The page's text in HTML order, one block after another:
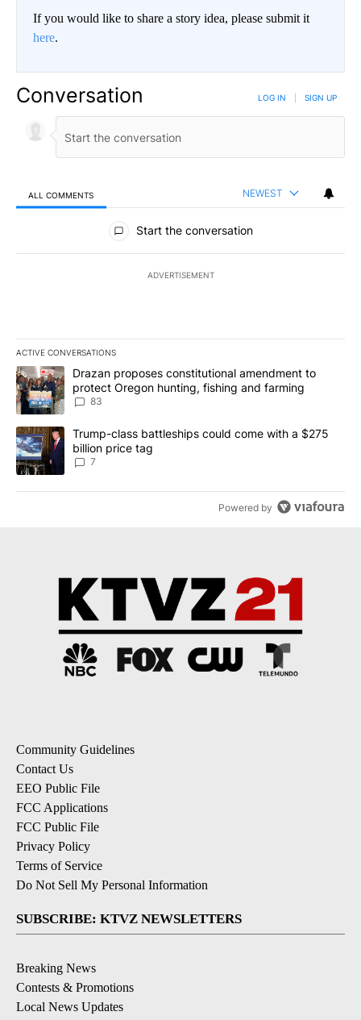
If you would like to share a story idea, please submit it
here.
Conversation LOG IN SIGN UP
ALL COMMENTS NEWEST
All Comments
Start the conversation
ADVERTISEMENT
ACTIVE CONVERSATIONS
The following is a list of the most commented articles in the last
A trending article titled "Drazan proposes constitutional
Drazan proposes constitutional amendment to
protect Oregon hunting, fishing and farming
83
A trending article titled "Trump-class battleships could come
Trump-class battleships could come with a $275
billion price tag
7
Powered by
Community Guidelines
Contact Us
EEO Public File
FCC Applications
FCC Public File
Privacy Policy
Terms of Service
Do Not Sell My Personal Information
SUBSCRIBE: KTVZ NEWSLETTERS
Breaking News
Contests & Promotions
Local News Updates